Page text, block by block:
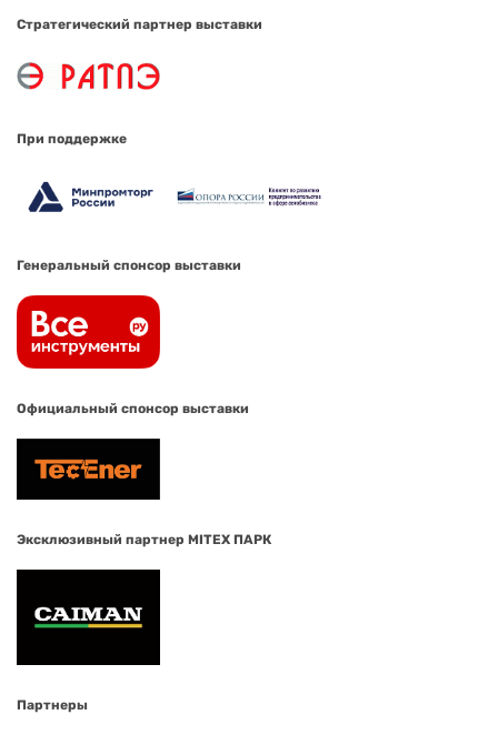
Стратегический партнер выставки
При поддержке
Генеральный спонсор выставки
Официальный спонсор выставки
Эксклюзивный партнер MITEX ПАРК
Партнеры